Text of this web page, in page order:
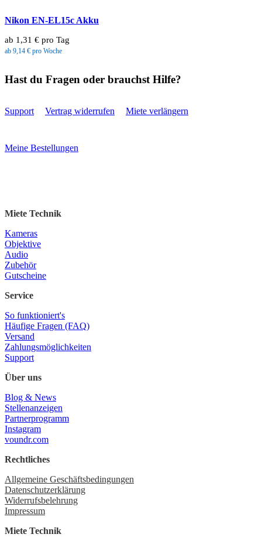
Nikon EN-EL15c Akku
ab 1,31 € pro Tag
ab 9,14 € pro Woche
Hast du Fragen oder brauchst Hilfe?
Support Vertrag widerrufen Miete verlängern
Meine Bestellungen
Miete Technik
Kameras
Objektive
Audio
Zubehör
Gutscheine
Service
So funktioniert's
Häufige Fragen (FAQ)
Versand
Zahlungsmöglichkeiten
Support
Über uns
Blog & News
Stellenanzeigen
Partnerprogramm
Instagram
voundr.com
Rechtliches
Allgemeine Geschäftsbedingungen
Datenschutzerklärung
Widerrufsbelehrung
Impressum
Miete Technik